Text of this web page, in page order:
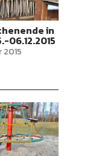
in
06.12.2015
2015